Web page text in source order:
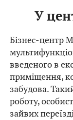
У
Бізнес-центр
введеного в
приміщення,
забудова.
роботу,
зайвих